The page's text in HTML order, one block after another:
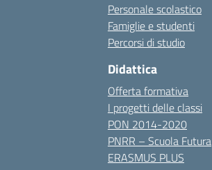
Personale scolastico
Famiglie e studenti
Percorsi di studio
Didattica
Offerta formativa
I progetti delle classi
PON 2014-2020
PNRR – Scuola Futura
ERASMUS PLUS